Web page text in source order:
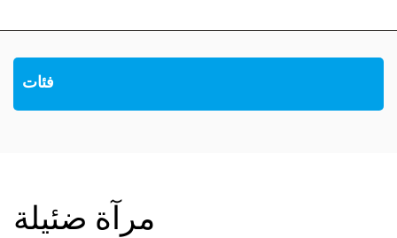
فئات
مرآة ضئيلة